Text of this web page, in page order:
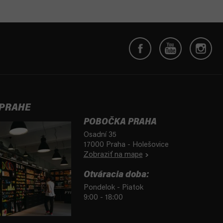
POBOČKA PRAHA
Osadní 35
17000 Praha - Holešovice
Zobraziť na mape
Otváracia doba:
Pondelok - Piatok
9:00 - 18:00